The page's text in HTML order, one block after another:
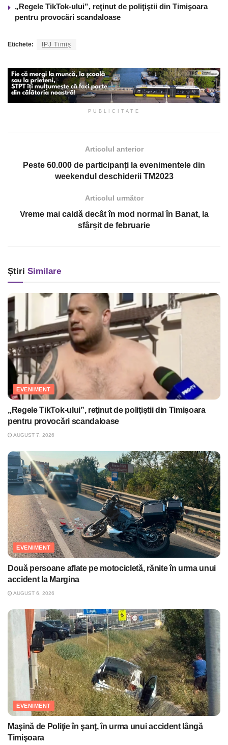
„Regele TikTok-ului”, reţinut de poliţiştii din Timişoara
pentru provocări scandaloase
Etichete: IPJ Timiș
PUBLICITATE
Articolul anterior
Peste 60.000 de participanți la evenimentele din
weekendul deschiderii TM2023
Articolul următor
Vreme mai caldă decât în mod normal în Banat, la
sfârșit de februarie
Știri Similare
EVENIMENT
„Regele TikTok-ului”, reţinut de poliţiştii din Timişoara
pentru provocări scandaloase
AUGUST 7, 2026
EVENIMENT
Două persoane aflate pe motocicletă, rănite în urma unui
accident la Margina
AUGUST 6, 2026
EVENIMENT
Maşină de Poliţie în şanţ, în urma unui accident lângă
Timişoara